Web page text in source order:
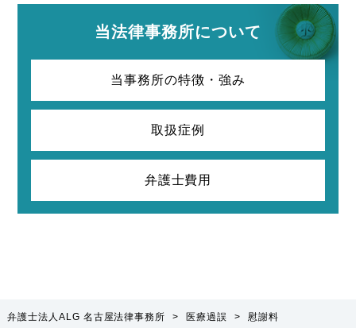
当法律事務所について
当事務所の特徴・強み
取扱症例
弁護士費用
弁護士法人ALG 名古屋法律事務所 > 医療過誤 > 慰謝料